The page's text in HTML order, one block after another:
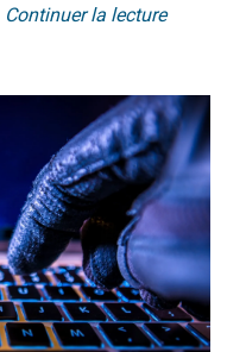
Continuer la lecture